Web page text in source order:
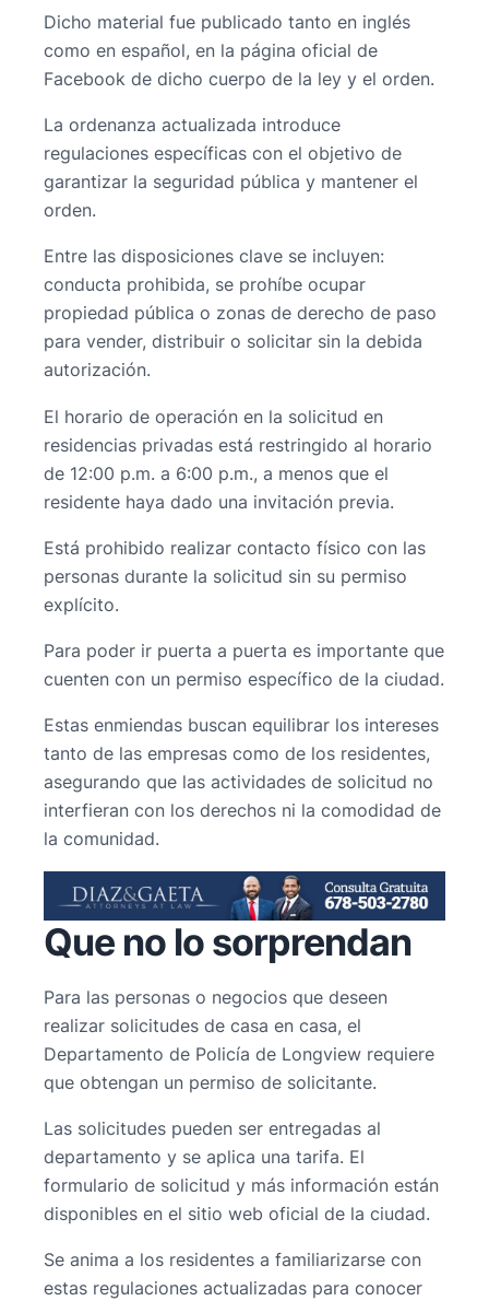
Dicho material fue publicado tanto en inglés
como en español, en la página oficial de
Facebook de dicho cuerpo de la ley y el orden.
La ordenanza actualizada introduce
regulaciones específicas con el objetivo de
garantizar la seguridad pública y mantener el
orden.
Entre las disposiciones clave se incluyen:
conducta prohibida, se prohíbe ocupar
propiedad pública o zonas de derecho de paso
para vender, distribuir o solicitar sin la debida
autorización.
El horario de operación en la solicitud en
residencias privadas está restringido al horario
de 12:00 p.m. a 6:00 p.m., a menos que el
residente haya dado una invitación previa.
Está prohibido realizar contacto físico con las
personas durante la solicitud sin su permiso
explícito.
Para poder ir puerta a puerta es importante que
cuenten con un permiso específico de la ciudad.
Estas enmiendas buscan equilibrar los intereses
tanto de las empresas como de los residentes,
asegurando que las actividades de solicitud no
interfieran con los derechos ni la comodidad de
la comunidad.
Que no lo sorprendan
Para las personas o negocios que deseen
realizar solicitudes de casa en casa, el
Departamento de Policía de Longview requiere
que obtengan un permiso de solicitante.
Las solicitudes pueden ser entregadas al
departamento y se aplica una tarifa. El
formulario de solicitud y más información están
disponibles en el sitio web oficial de la ciudad.
Se anima a los residentes a familiarizarse con
estas regulaciones actualizadas para conocer